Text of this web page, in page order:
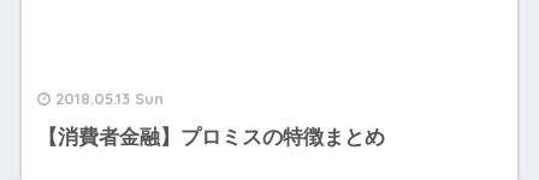
2018.05.13 Sun
【消費者金融】プロミスの特徴まとめ